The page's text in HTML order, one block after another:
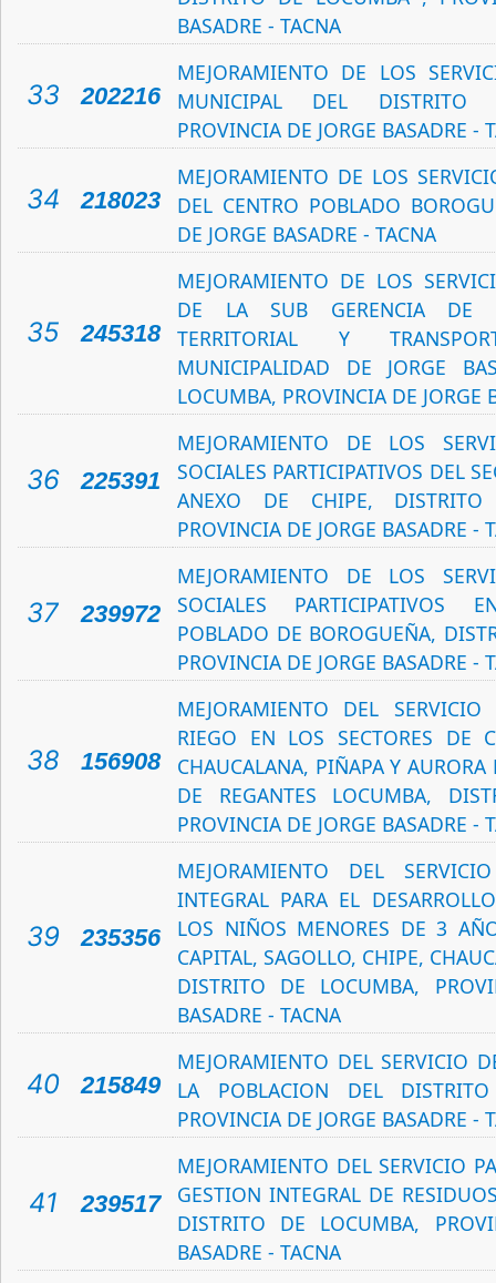
BASADRE - TACNA
33 202216
MEJORAMIENTO DE LOS
MUNICIPAL DEL DISTRITO
PROVINCIA DE JORGE BASADRE -
34 218023
MEJORAMIENTO DE LOS
DEL CENTRO POBLADO
DE JORGE BASADRE - TACNA
35 245318
MEJORAMIENTO DE LOS
DE LA SUB GERENCIA DE
TERRITORIAL Y
MUNICIPALIDAD DE JORGE
LOCUMBA, PROVINCIA DE JORGE
36 225391
MEJORAMIENTO DE LOS
SOCIALES PARTICIPATIVOS DEL
ANEXO DE CHIPE,
PROVINCIA DE JORGE BASADRE -
37 239972
MEJORAMIENTO DE LOS
SOCIALES PARTICIPATIVOS
POBLADO DE BOROGUEÑA,
PROVINCIA DE JORGE BASADRE -
38 156908
MEJORAMIENTO DEL
RIEGO EN LOS SECTORES DE
CHAUCALANA, PIÑAPA Y
DE REGANTES LOCUMBA,
PROVINCIA DE JORGE BASADRE -
39 235356
MEJORAMIENTO DEL
INTEGRAL PARA EL
LOS NIÑOS MENORES DE 3
CAPITAL, SAGOLLO, CHIPE,
DISTRITO DE LOCUMBA,
BASADRE - TACNA
40 215849
MEJORAMIENTO DEL SERVICIO
LA POBLACION DEL
PROVINCIA DE JORGE BASADRE -
41 239517
MEJORAMIENTO DEL SERVICIO
GESTION INTEGRAL DE
DISTRITO DE LOCUMBA,
BASADRE - TACNA